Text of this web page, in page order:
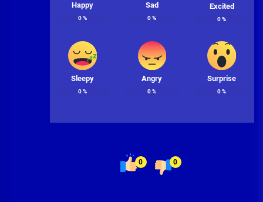
Happy
0%
Sad
0%
Excited
0%
Sleepy
0%
Angry
0%
Surprise
0%
0 0